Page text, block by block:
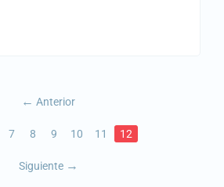
Anterior
7 8 9 10 11 12
Siguiente